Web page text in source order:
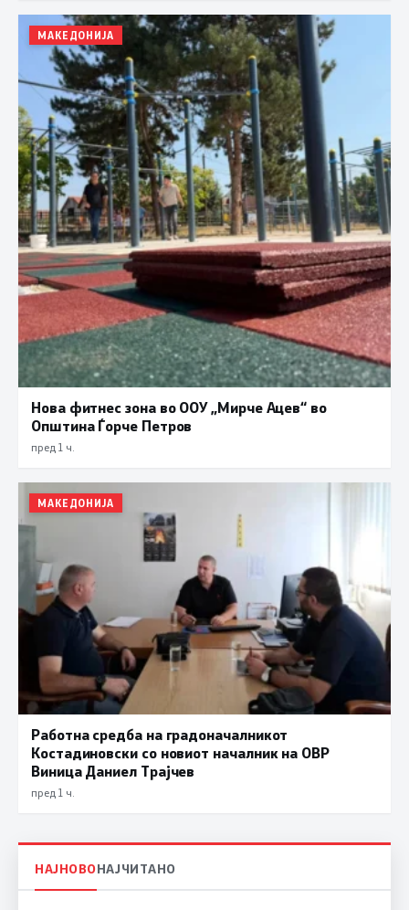
МАКЕДОНИЈА
Нова фитнес зона во ООУ „Мирче Ацев“ во
Општина Ѓорче Петров
пред 1 ч.
МАКЕДОНИЈА
Работна средба на градоначалникот
Костадиновски со новиот началник на ОВР
Виница Даниел Трајчев
пред 1 ч.
НАЈНОВОНАЈЧИТАНО